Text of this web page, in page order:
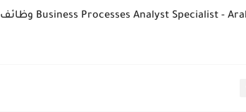
فرص عمل فى السعودية,Business Processes Analyst Specialist - Arab Sea Information Systems وظائف